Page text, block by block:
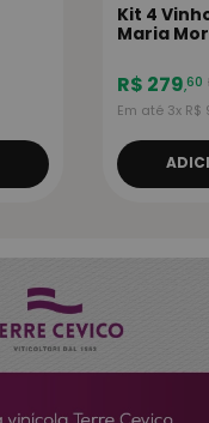
Kit 4
Maria
R$ 279,60
Em até 3x R$